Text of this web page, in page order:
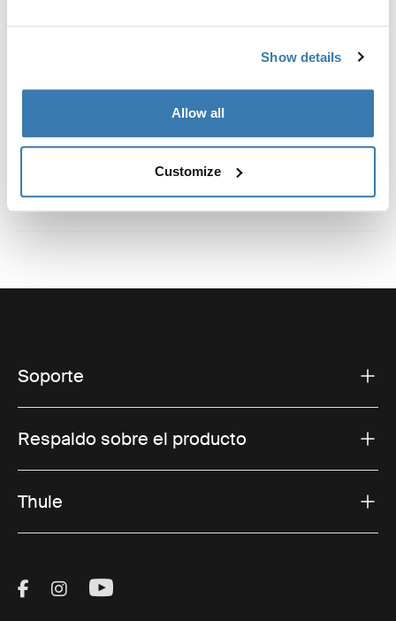
Show details
Allow all
Customize
Toggle guides and instructions
Soporte
Respaldo sobre el producto
Thule
Visit Thule on Facebook (external link)
Visit Thule on Instagram (external link)
Visit Thule on Youtube (external